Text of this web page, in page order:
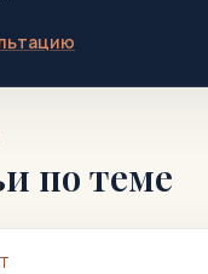
по теме